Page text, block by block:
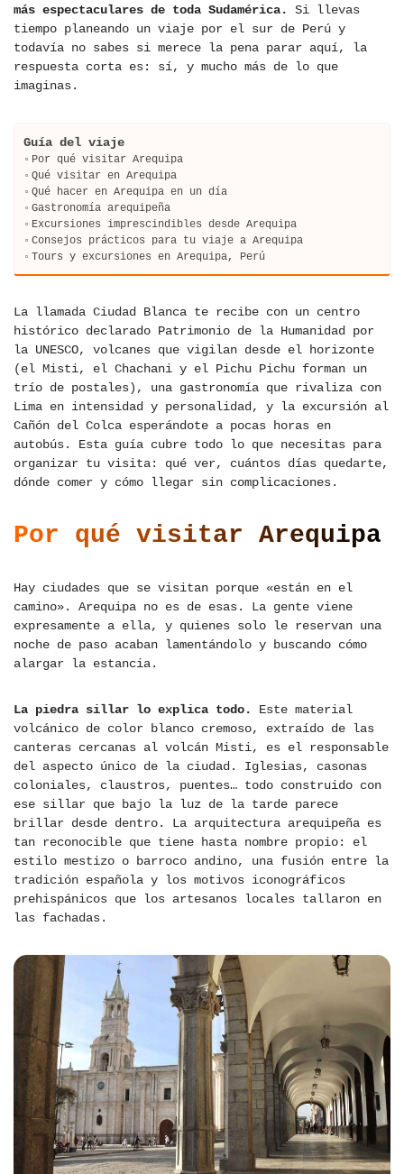
más espectaculares de toda Sudamérica.
Si llevas
tiempo planeando un viaje por el sur de Perú y
todavía no sabes si merece la pena parar aquí, la
respuesta corta es: sí, y mucho más de lo que
imaginas.
Guía del viaje
Por qué visitar Arequipa
Qué visitar en Arequipa
Qué hacer en Arequipa en un día
Gastronomía arequipeña
Excursiones imprescindibles desde Arequipa
Consejos prácticos para tu viaje a Arequipa
Tours y excursiones en Arequipa, Perú
La llamada Ciudad Blanca te recibe con un centro
histórico declarado Patrimonio de la Humanidad por
la UNESCO, volcanes que vigilan desde el horizonte
(el Misti, el Chachani y el Pichu Pichu forman un
trío de postales), una gastronomía que rivaliza con
Lima en intensidad y personalidad, y la excursión al
Cañón del Colca esperándote a pocas horas en
autobús. Esta guía cubre todo lo que necesitas para
organizar tu visita: qué ver, cuántos días quedarte,
dónde comer y cómo llegar sin complicaciones.
Por qué visitar Arequipa
Hay ciudades que se visitan porque «están en el
camino». Arequipa no es de esas. La gente viene
expresamente a ella, y quienes solo le reservan una
noche de paso acaban lamentándolo y buscando cómo
alargar la estancia.
La piedra sillar lo explica todo.
Este material
volcánico de color blanco cremoso, extraído de las
canteras cercanas al volcán Misti, es el responsable
del aspecto único de la ciudad. Iglesias, casonas
coloniales, claustros, puentes… todo construido con
ese sillar que bajo la luz de la tarde parece
brillar desde dentro. La arquitectura arequipeña es
tan reconocible que tiene hasta nombre propio: el
estilo mestizo o barroco andino, una fusión entre la
tradición española y los motivos iconográficos
prehispánicos que los artesanos locales tallaron en
las fachadas.